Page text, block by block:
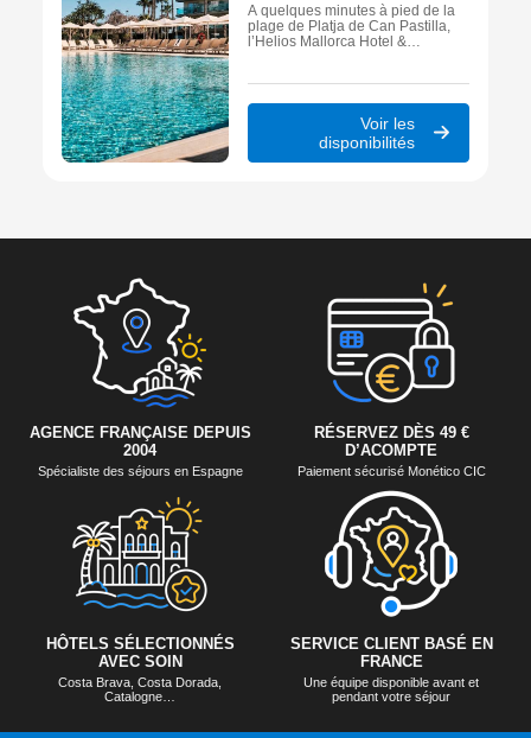
À quelques minutes à pied de la
plage de Platja de Can Pastilla,
l’Helios Mallorca Hotel &
confort, piscines intérieure et
extérieure, restauration buffet et
installations adaptées à un public
familial ou en couple.
Voir les
disponibilités
AGENCE FRANÇAISE DEPUIS
2004
Spécialiste des séjours en Espagne
RÉSERVEZ DÈS 49 €
D’ACOMPTE
Paiement sécurisé Monético CIC
HÔTELS SÉLECTIONNÉS
AVEC SOIN
Costa Brava, Costa Dorada,
Catalogne…
SERVICE CLIENT BASÉ EN
FRANCE
Une équipe disponible avant et
pendant votre séjour